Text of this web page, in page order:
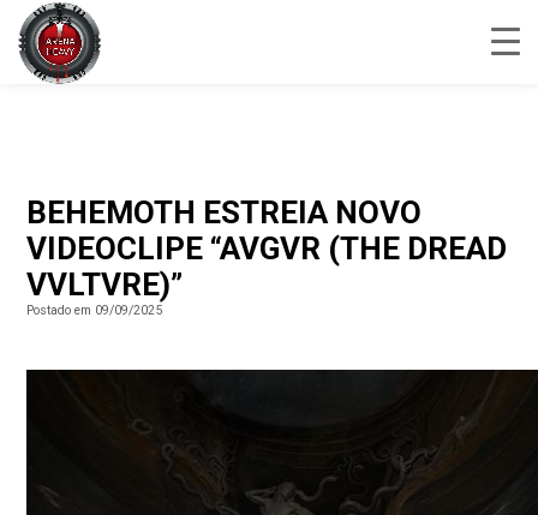
BEHEMOTH ESTREIA NOVO
VIDEOCLIPE “AVGVR (THE DREAD
VVLTVRE)”
Postado em 09/09/2025